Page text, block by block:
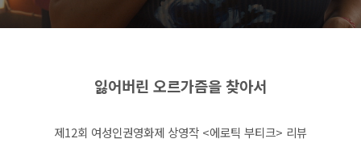
잃어버린 오르가즘을 찾아서
제12회 여성인권영화제 상영작 <에로틱 부티크> 리뷰